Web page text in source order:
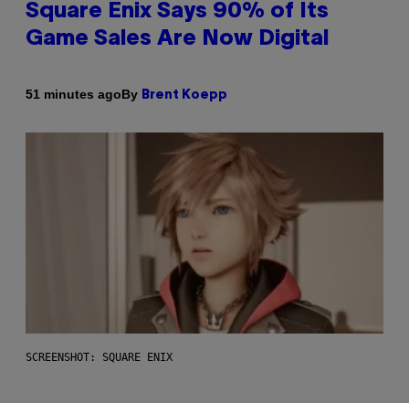
Square Enix Says 90% of Its
Game Sales Are Now Digital
51 minutes agoBy Brent Koepp
SCREENSHOT: SQUARE ENIX